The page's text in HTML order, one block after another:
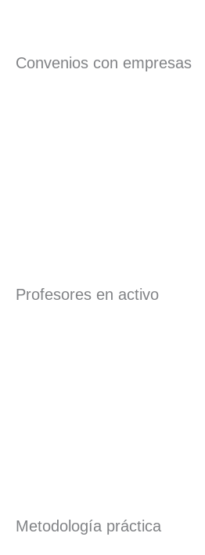
Convenios con empresas
Profesores en activo
Metodología práctica